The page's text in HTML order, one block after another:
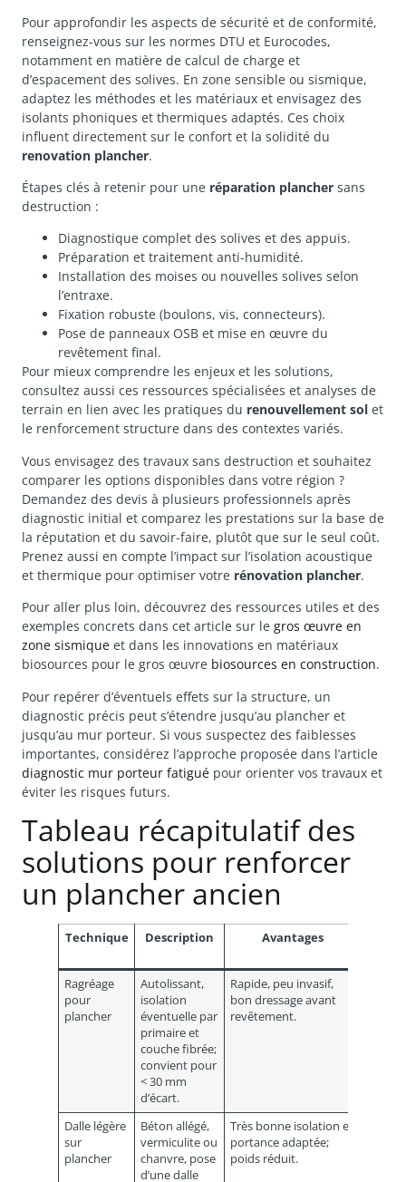
Pour approfondir les aspects de sécurité et de conformité,
renseignez-vous sur les normes DTU et Eurocodes,
notamment en matière de calcul de charge et
d’espacement des solives. En zone sensible ou sismique,
adaptez les méthodes et les matériaux et envisagez des
isolants phoniques et thermiques adaptés. Ces choix
influent directement sur le confort et la solidité du
renovation plancher.
Étapes clés à retenir pour une réparation plancher sans
destruction :
Diagnostique complet des solives et des appuis.
Préparation et traitement anti-humidité.
Installation des moises ou nouvelles solives selon
l’entraxe.
Fixation robuste (boulons, vis, connecteurs).
Pose de panneaux OSB et mise en œuvre du
revêtement final.
Pour mieux comprendre les enjeux et les solutions,
consultez aussi ces ressources spécialisées et analyses de
terrain en lien avec les pratiques du renouvellement sol et
le renforcement structure dans des contextes variés.
Vous envisagez des travaux sans destruction et souhaitez
comparer les options disponibles dans votre région ?
Demandez des devis à plusieurs professionnels après
diagnostic initial et comparez les prestations sur la base de
la réputation et du savoir-faire, plutôt que sur le seul coût.
Prenez aussi en compte l’impact sur l’isolation acoustique
et thermique pour optimiser votre rénovation plancher.
Pour aller plus loin, découvrez des ressources utiles et des
exemples concrets dans cet article sur le gros œuvre en
zone sismique et dans les innovations en matériaux
biosources pour le gros œuvre biosources en construction.
Pour repérer d’éventuels effets sur la structure, un
diagnostic précis peut s’étendre jusqu’au plancher et
jusqu’au mur porteur. Si vous suspectez des faiblesses
importantes, considérez l’approche proposée dans l’article
diagnostic mur porteur fatigué pour orienter vos travaux et
éviter les risques futurs.
Tableau récapitulatif des
solutions pour renforcer
un plancher ancien
Technique Description Avantages
Ragréage
pour
plancher
Autolissant,
isolation
éventuelle par
primaire et
couche fibrée;
convient pour
< 30 mm
d’écart.
Rapide, peu invasif,
bon dressage avant
revêtement.
Dalle légère
sur
plancher
Béton allégé,
vermiculite ou
chanvre, pose
d’une dalle
Très bonne isolation et
portance adaptée;
poids réduit.